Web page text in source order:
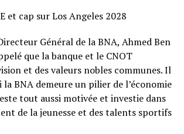
et cap sur Los Angeles 2028
Général de la BNA, Ahmed Ben
que la banque et le CNOT
et des valeurs nobles communes. Il
la BNA demeure un pilier de l’économie
tout aussi motivée et investie dans
de la jeunesse et des talents sportifs